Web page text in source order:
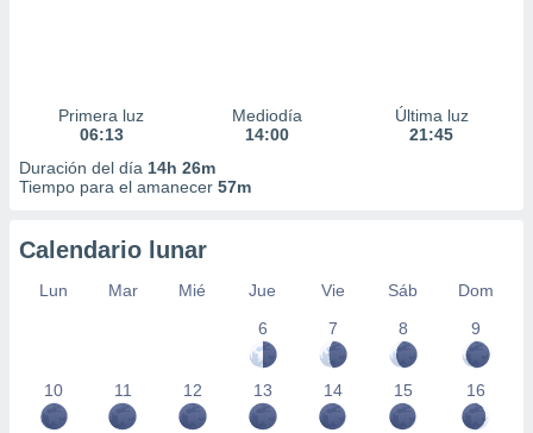
Primera luz
06:13
Mediodía
14:00
Última luz
21:45
Duración del día 14h 26m
Tiempo para el amanecer 57m
Calendario lunar
Lun Mar Mié Jue Vie Sáb
Dom
6
7 8 9
10 11 12 13 14 15 16